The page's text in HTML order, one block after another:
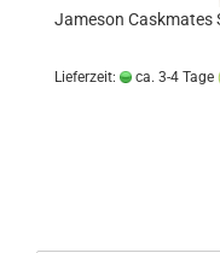
Jameson Caskmates
Lieferzeit: ca. 3-4 Tage